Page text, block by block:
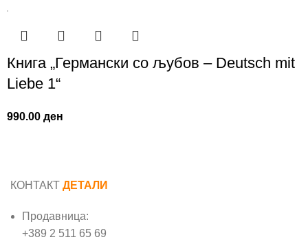
Книга „Германски со љубов – Deutsch mit
Liebe 1“
990.00ден
КОНТАКТ ДЕТАЛИ
Продавница:
+389 2 511 65 69